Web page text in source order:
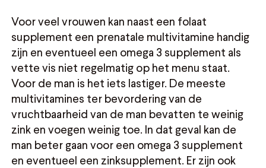
Voor veel vrouwen kan naast een folaat
supplement een prenatale multivitamine handig
zijn en eventueel een omega 3 supplement als
vette vis niet regelmatig op het menu staat.
Voor de man is het iets lastiger. De meeste
multivitamines ter bevordering van de
vruchtbaarheid van de man bevatten te weinig
zink en voegen weinig toe. In dat geval kan de
man beter gaan voor een omega 3 supplement
en eventueel een zinksupplement. Er zijn ook